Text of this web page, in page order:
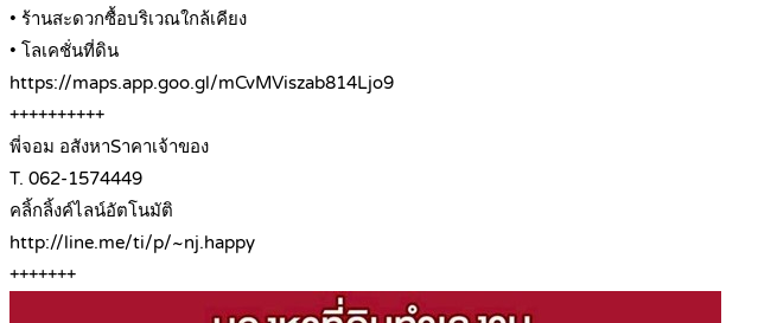
• ร้านสะดวกซื้อบริเวณใกล้เคียง
• โลเคชั่นที่ดิน
https://maps.app.goo.gl/mCvMViszab814Ljo9
++++++++++
พี่จอม อสังหาSาคาเจ้าของ
T. 062-1574449
คลิ้กลิ้งค์ไลน์อัตโนมัติ
http://line.me/ti/p/~nj.happy
+++++++